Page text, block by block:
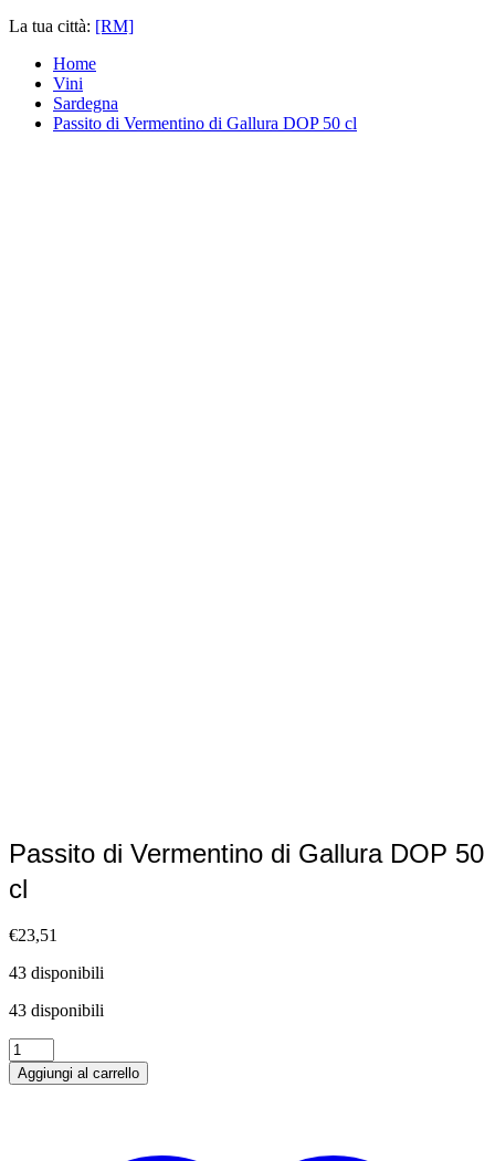
La tua città: [RM]
Home
Vini
Sardegna
Passito di Vermentino di Gallura DOP 50 cl
Passito di Vermentino di Gallura DOP 50
cl
€23,51
43 disponibili
43 disponibili
Passito
di
Vermentino
Aggiungi al carrello